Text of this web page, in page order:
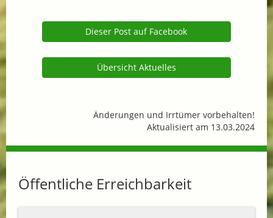
Dieser Post auf Facebook
Übersicht Aktuelles
Änderungen und Irrtümer vorbehalten!
Aktualisiert am 13.03.2024
Öffentliche Erreichbarkeit